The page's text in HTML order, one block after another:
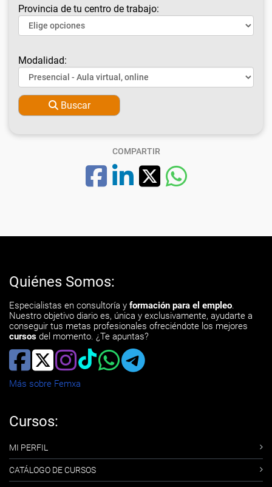
Provincia de tu centro de trabajo:
Modalidad:
Buscar
COMPARTIR
Quiénes Somos:
Especialistas en consultoría y formación para el empleo.
Nuestro objetivo diario es, única y exclusivamente, ayudarte a
conseguir tus metas profesionales ofreciéndote los mejores
cursos del momento. ¿Te apuntas?
Más sobre Femxa
Cursos:
MI PERFIL
CATÁLOGO DE CURSOS